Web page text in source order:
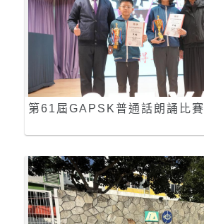
第61屆GAPSK普通話朗誦比賽